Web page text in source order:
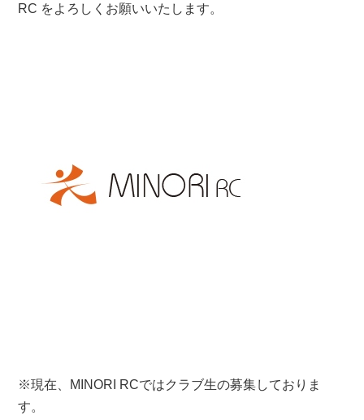
RC をよろしくお願いいたします。
※現在、MINORI RCではクラブ生の募集しておりま
す。